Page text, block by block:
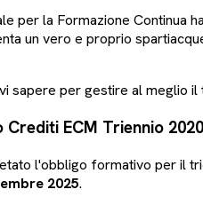
per la Formazione
un vero e proprio
sapere per gestire al meglio
Crediti ECM Triennio
l'obbligo formativo per il
2025.